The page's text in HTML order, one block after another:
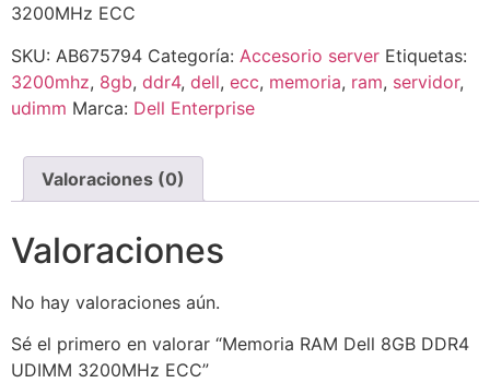
3200MHz ECC
SKU: AB675794 Categoría: Accesorio server Etiquetas:
3200mhz, 8gb, ddr4, dell, ecc, memoria, ram, servidor,
udimm Marca: Dell Enterprise
Valoraciones (0)
Valoraciones
No hay valoraciones aún.
Sé el primero en valorar “Memoria RAM Dell 8GB DDR4
UDIMM 3200MHz ECC”